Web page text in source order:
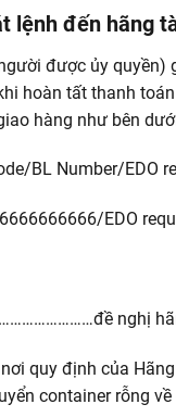
lệnh đến hãng
được ủy
hoàn tất thanh
hàng như bên
BL Number/EDO
EDO
nghị
quy định của
container rỗng